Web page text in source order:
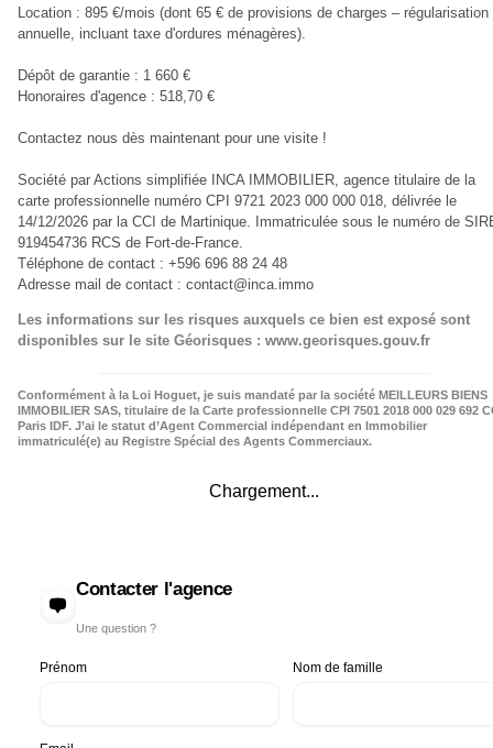
Location : 895 €/mois (dont 65 € de provisions de charges – régularisation
annuelle, incluant taxe d'ordures ménagères).
Dépôt de garantie : 1 660 €
Honoraires d'agence : 518,70 €
Contactez nous dès maintenant pour une visite !
Société par Actions simplifiée INCA IMMOBILIER, agence titulaire de la
carte professionnelle numéro CPI 9721 2023 000 000 018, délivrée le
14/12/2026 par la CCI de Martinique. Immatriculée sous le numéro de
919454736 RCS de Fort-de-France.
Téléphone de contact : +596 696 88 24 48
Adresse mail de contact : contact@inca.immo
Les informations sur les risques auxquels ce bien est exposé sont
disponibles sur le site Géorisques : www.georisques.gouv.fr
Conformément à la Loi Hoguet, je suis mandaté par la société MEILLEURS BIENS
IMMOBILIER SAS, titulaire de la Carte professionnelle CPI 7501 2018 000 029 692
Paris IDF. J’ai le statut d’Agent Commercial indépendant en Immobilier
immatriculé(e) au Registre Spécial des Agents Commerciaux.
Chargement...
Contacter l'agence
Une question ?
Prénom Nom de famille